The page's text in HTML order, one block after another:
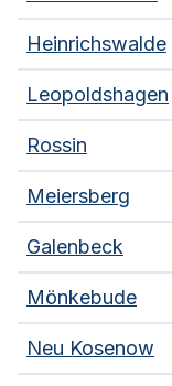
Heinrichswalde
Leopoldshagen
Rossin
Meiersberg
Galenbeck
Mönkebude
Neu Kosenow